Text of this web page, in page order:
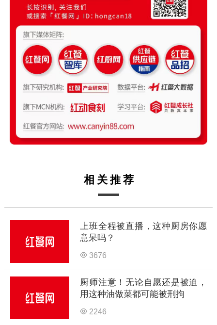
相关推荐
上班全程被直播，这种厨房你愿
意呆吗？
3676
厨师注意！无论自愿还是被迫，
用这种油做菜都可能被刑拘
2246